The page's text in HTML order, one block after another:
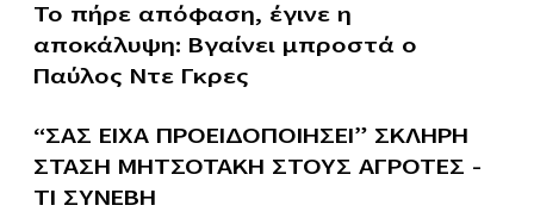
Το πήρε απόφαση, έγινε η
αποκάλυψη: Βγαίνει μπροστά ο
Παύλος Ντε Γκρες
“ΣΑΣ ΕΙΧΑ ΠΡΟΕΙΔΟΠΟΙΗΣΕΙ” ΣΚΛΗΡΗ
ΣΤΑΣΗ ΜΗΤΣΟΤΑΚΗ ΣΤΟΥΣ ΑΓΡΟΤΕΣ –
ΤΙ ΣΥΝΕΒΗ